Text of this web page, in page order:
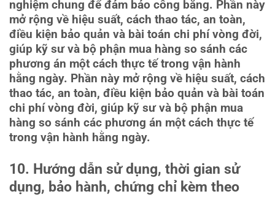
nghiệm chung để đảm bảo công bằng. Phần này
mở rộng về hiệu suất, cách thao tác, an toàn,
điều kiện bảo quản và bài toán chi phí vòng đời,
giúp kỹ sư và bộ phận mua hàng so sánh các
phương án một cách thực tế trong vận hành
hằng ngày. Phần này mở rộng về hiệu suất, cách
thao tác, an toàn, điều kiện bảo quản và bài toán
chi phí vòng đời, giúp kỹ sư và bộ phận mua
hàng so sánh các phương án một cách thực tế
trong vận hành hằng ngày.
10. Hướng dẫn sử dụng, thời gian sử
dụng, bảo hành, chứng chỉ kèm theo